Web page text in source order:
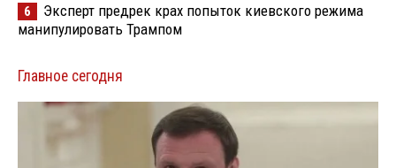
6
Эксперт предрек крах попыток киевского режима
манипулировать Трампом
Главное сегодня